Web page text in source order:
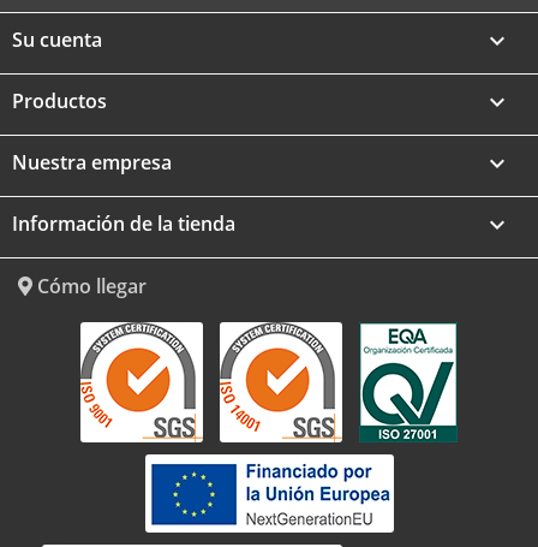
Su cuenta 
Productos 
Nuestra empresa 
Información de la tienda keyboard_arrow_down
Cómo llegar